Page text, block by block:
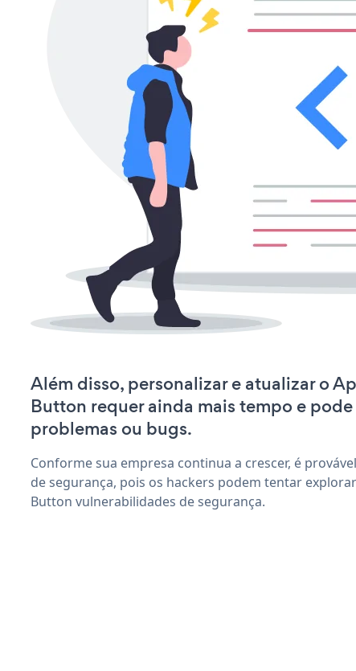
Além disso, personalizar e atualizar o
Button requer ainda mais tempo e
problemas ou bugs.
Conforme sua empresa continua a crescer, é
de segurança, pois os hackers podem tentar
Button vulnerabilidades de segurança.